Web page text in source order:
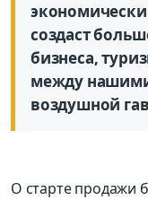
создаст
бизнеса,
между нашими
воздушной
О старте продажи